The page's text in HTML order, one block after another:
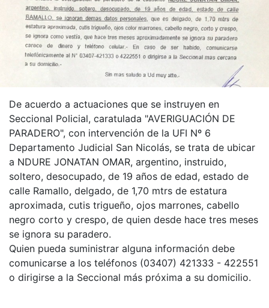
De acuerdo a actuaciones que se instruyen en
Seccional Policial, caratulada "AVERIGUACIÓN DE
PARADERO", con intervención de la UFI Nº 6
Departamento Judicial San Nicolás, se trata de ubicar
a NDURE JONATAN OMAR, argentino, instruido,
soltero, desocupado, de 19 años de edad, estado de
calle Ramallo, delgado, de 1,70 mtrs de estatura
aproximada, cutis trigueño, ojos marrones, cabello
negro corto y crespo, de quien desde hace tres meses
se ignora su paradero.
Quien pueda suministrar alguna información debe
comunicarse a los teléfonos (03407) 421333 - 422551
o dirigirse a la Seccional más próxima a su domicilio.